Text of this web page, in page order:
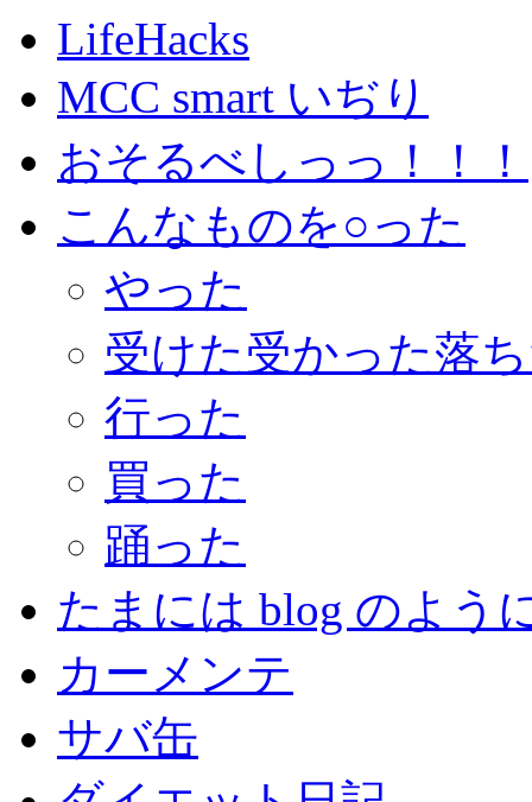
LifeHacks
MCC smart いぢり
おそるべしっっ！！！
こんなものを○った
やった
受けた受かった落
行った
買った
踊った
たまには blog のよう
カーメンテ
サバ缶